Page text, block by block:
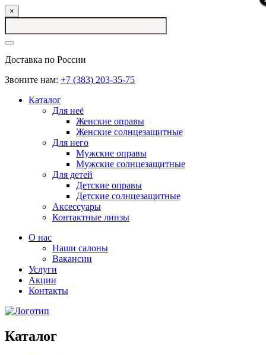
×
Доставка по России
Звоните нам: +7 (383) 203-35-75
Каталог
Для неё
Женские оправы
Женские солнцезащитные
Для него
Мужские оправы
Мужские солнцезащитные
Для детей
Детские оправы
Детские солнцезащитные
Аксессуары
Контактные линзы
О нас
Наши салоны
Вакансии
Услуги
Акции
Контакты
Каталог